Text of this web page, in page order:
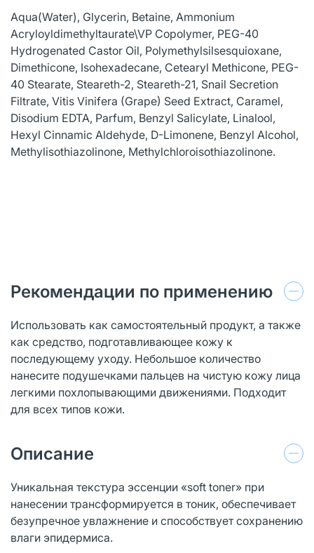
Aqua(Water), Glycerin, Betaine, Ammonium
Acryloyldimethyltaurate\VP Copolymer, PEG-40
Hydrogenated Castor Oil, Polymethylsilsesquioxane,
Dimethicone, Isohexadecane, Cetearyl Methicone, PEG-
40 Stearate, Steareth-2, Steareth-21, Snail Secretion
Filtrate, Vitis Vinifera (Grape) Seed Extract, Caramel,
Disodium EDTA, Parfum, Benzyl Salicylate, Linalool,
Hexyl Cinnamic Aldehyde, D-Limonene, Benzyl Alcohol,
Methylisothiazolinone, Methylchloroisothiazolinone.
Рекомендации по применению
Использовать как самостоятельный продукт, а также
как средство, подготавливающее кожу к
последующему уходу. Небольшое количество
нанесите подушечками пальцев на чистую кожу лица
легкими похлопывающими движениями. Подходит
для всех типов кожи.
Описание
Уникальная текстура эссенции «soft toner» при
нанесении трансформируется в тоник, обеспечивает
безупречное увлажнение и способствует сохранению
влаги эпидермиса.